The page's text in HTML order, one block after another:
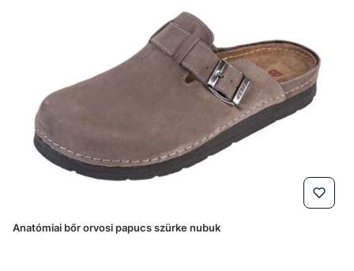
Anatómiai bőr orvosi papucs szürke nubuk